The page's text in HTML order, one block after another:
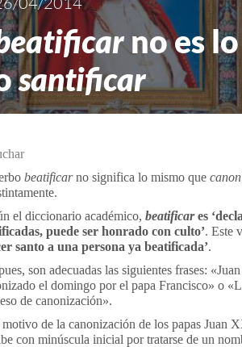
no es
santificar
beatificarno significa lo mismo que
el diccionario académico, beatificares
puede ser honrado con culto’. Este
santo a una persona ya beatificada’.
son adecuadas las siguientes frases:
el domingo por el papa Francisco» o
de canonización».
de la canonización de los papas Juan
con minúscula inicial por tratarse de un